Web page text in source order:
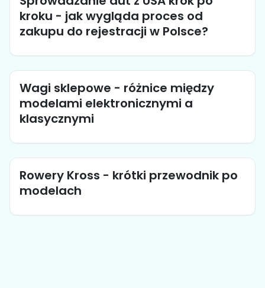
kroku - jak wygląda proces od
zakupu do rejestracji w Polsce?
Wagi sklepowe - różnice między
modelami elektronicznymi a
klasycznymi
Rowery Kross - krótki przewodnik po
modelach